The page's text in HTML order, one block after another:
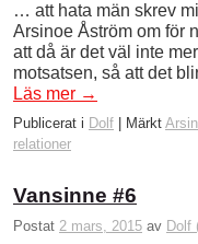
… att hata män skrev
Arsinoe Åström om för
att då är det väl inte
motsatsen, så att det
Läs mer →
Publicerat i Dolf Märkt
relationer
Vansinne #6
Postat 2 mars, 2015 av Dolf